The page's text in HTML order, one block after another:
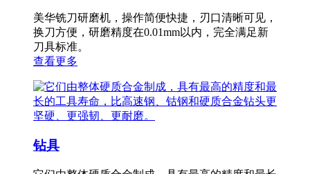
美华铣刀研磨机，操作简便快捷，刃口清晰可见，
换刀方便，研磨精度在0.01mm以内，完全满足新
刀具标准。
查看更多
钻具